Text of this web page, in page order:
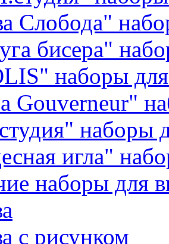
Слобода"
бисера"
наборы
Gouverneur"
наборы
игла"
наборы для
с рисунком